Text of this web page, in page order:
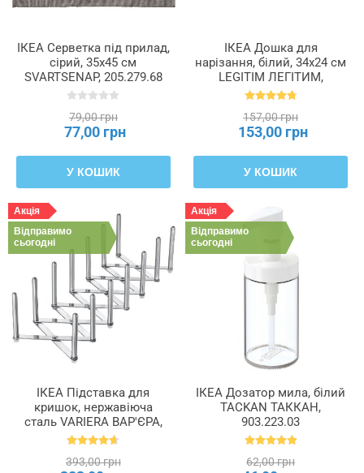
ІКЕА Серветка під прилад,
сірий, 35x45 см
SVARTSENAP, 205.279.68
79,00 грн
77,00 грн
У КОШИК
ІКЕА Дошка для
нарізання, білий, 34x24 см
LEGITIM ЛЕГІТИМ,
902.022.68
157,00 грн
153,00 грн
У КОШИК
Акція
Відправимо
сьогодні
ІКЕА Підставка для
кришок, нержавіюча
сталь VARIERA ВАР'ЄРА,
701.548.00
393,00 грн
Акція
Відправимо
сьогодні
ІКЕА Дозатор мила, білий
TACKAN ТАККАН,
903.223.03
62,00 грн